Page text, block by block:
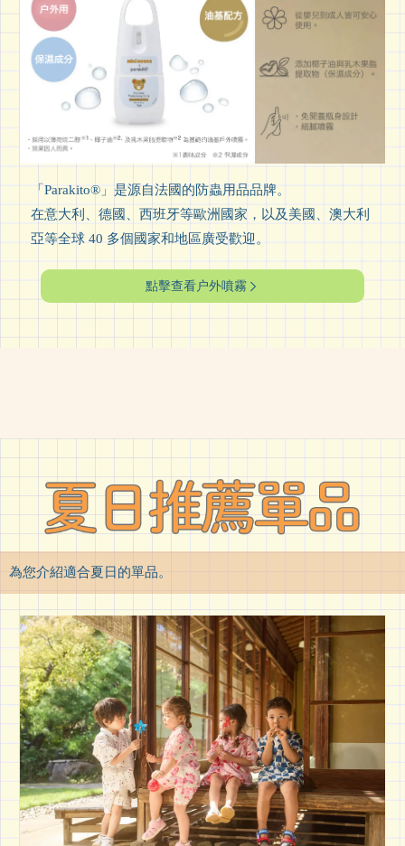
「Parakito®」是源自法國的防蟲用品品牌。
在意大利、德國、西班牙等歐洲國家，以及美國、澳大利
亞等全球 40 多個國家和地區廣受歡迎。
點擊查看户外噴霧
為您介紹適合夏日的單品。